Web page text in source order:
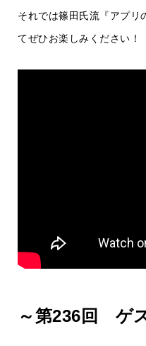
それでは篠田氏流『アプリ
てぜひお楽しみください！
～第236回 ゲ